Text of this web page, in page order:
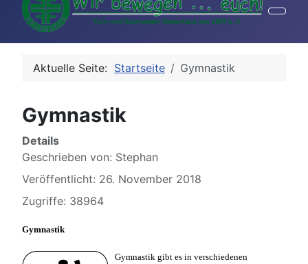
Aktuelle Seite: Startseite Gymnastik
Gymnastik
Details
Geschrieben von: Stephan
Veröffentlicht: 26. November 2018
Zugriffe: 38964
Gymnastik
Gymnastik gibt es in verschiedenen